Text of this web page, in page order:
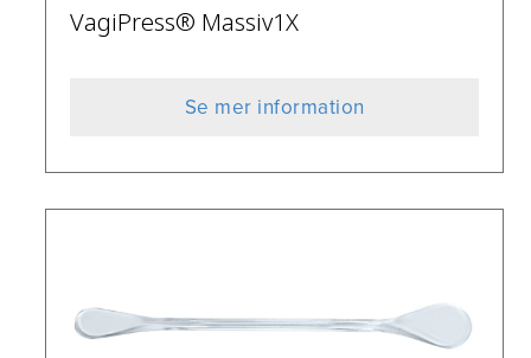
VagiPress® Massiv1X
Se mer information